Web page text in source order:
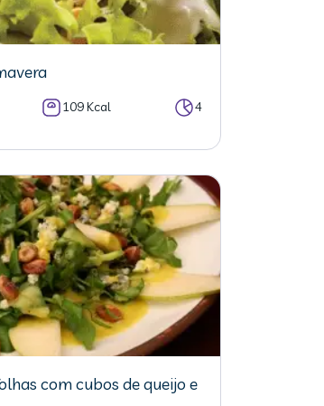
109 Kcal 4
com cubos de queijo e